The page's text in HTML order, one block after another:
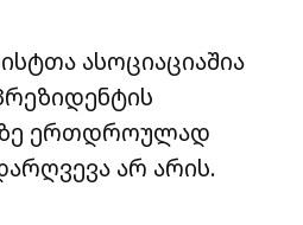
ასოციაციაშია
ერთდროულად
არ არის.